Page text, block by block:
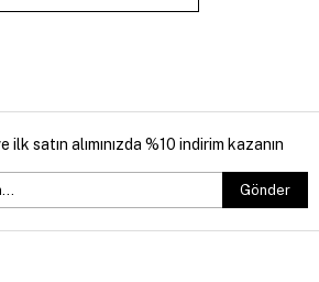
ilk satın alımınızda %10 indirim kazanın
Gönder